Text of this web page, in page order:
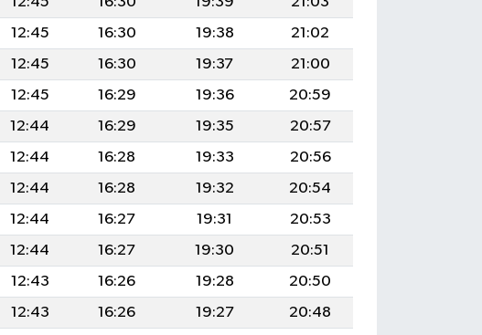
12:45 16:30 19:38
21:02
12:45 16:30 19:37
21:00
12:45 16:29 19:36
20:59
12:44 16:29 19:35
20:57
12:44 16:28 19:33
20:56
12:44 16:28 19:32
20:54
12:44 16:27 19:31
20:53
12:44 16:27 19:30
20:51
12:43 16:26 19:28
20:50
12:43 16:26 19:27
20:48